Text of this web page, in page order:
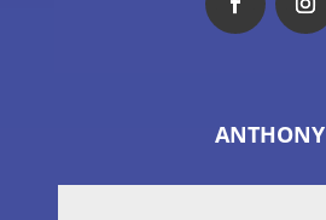
ANTHONY